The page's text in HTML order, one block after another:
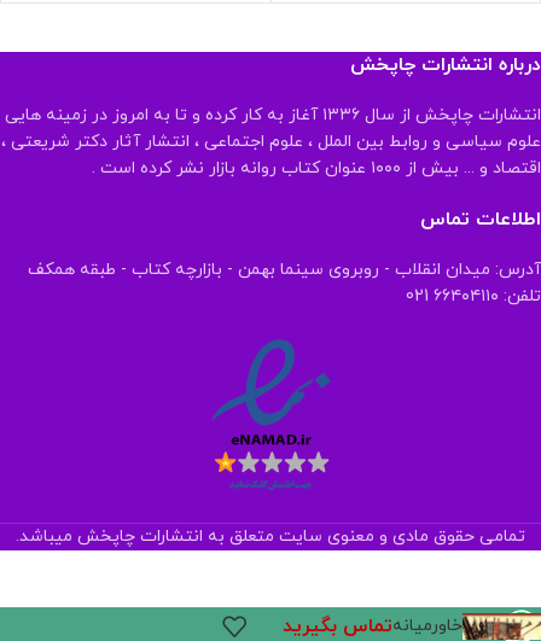
درباره انتشارات چاپخش
انتشارات چاپخش از سال ۱۳۳۶ آغاز به کار کرده و تا به امروز در زمینه هایی
علوم سیاسی و روابط بین الملل ، علوم اجتماعی ، انتشار آثار دکتر شریعتی ،
اقتصاد و ... بیش از ۱۰۰۰ عنوان کتاب روانه بازار نشر کرده است .
اطلاعات تماس
آدرس: میدان انقلاب - روبروی سینما بهمن - بازارچه کتاب - طبقه همکف
تلفن: ۶۶۴۰۴۱۱۰ 021
تمامی حقوق مادی و معنوی سایت متعلق به انتشارات چاپخش میباشد.
خاورمیانهتماس بگیرید